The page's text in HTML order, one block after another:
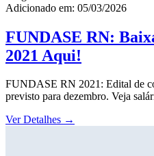
Adicionado em: 05/03/2026
FUNDASE RN:
2021 Aqui!
FUNDASE RN 2021: Edital de
previsto para dezembro. Veja
Ver Detalhes →